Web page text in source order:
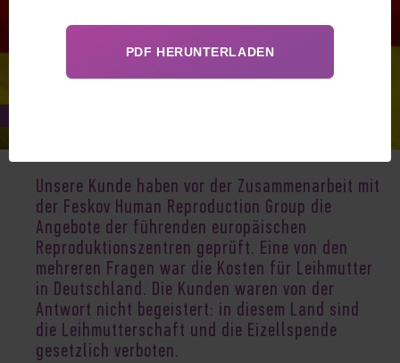
Unsere Kunde haben vor der Zusammenarbeit mit
der Feskov Human Reproduction Group die
Angebote der führenden europäischen
Reproduktionszentren geprüft. Eine von den
mehreren Fragen war die Kosten für Leihmutter
in Deutschland. Die Kunden waren von der
Antwort nicht begeistert: in diesem Land sind
die Leihmutterschaft und die Eizellspende
gesetzlich verboten.